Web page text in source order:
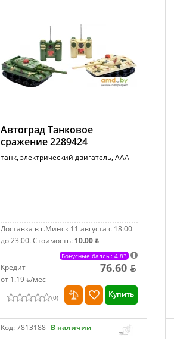
Автоград Танковое
сражение 2289424
танк, электрический двигатель, AAA
Доставка в г.Минск 11 августа с 18:00
до 23:00.Стоимость: 10.00 ƃ
Бонусные баллы: 4.83
Кредит
от 1.19 ƃ/мec
76.60 ƃ
(0) Купить
Код:7813188 В наличии